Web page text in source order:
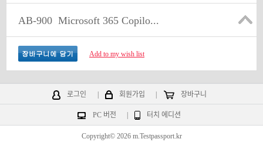
AB-900 Microsoft 365 Copilo...
Add to my wish list
로그인 회원가입 장바구니
PC 버전 터치 에디션
Copyright© 2026 m.Testpassport.kr